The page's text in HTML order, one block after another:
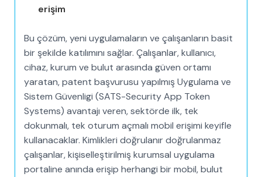
erişim
Bu çözüm, yeni uygulamaların ve çalışanların basit
bir şekilde katılımını sağlar. Çalışanlar, kullanıcı,
cihaz, kurum ve bulut arasında güven ortamı
yaratan, patent başvurusu yapılmış Uygulama ve
Sistem Güvenligi (SATS-Security App Token
Systems) avantajı veren, sektörde ilk, tek
dokunmalı, tek oturum açmalı mobil erişimi keyifle
kullanacaklar. Kimlikleri doğrulanır doğrulanmaz
çalışanlar, kişiselleştirilmiş kurumsal uygulama
portaline anında erişip herhangi bir mobil, bulut